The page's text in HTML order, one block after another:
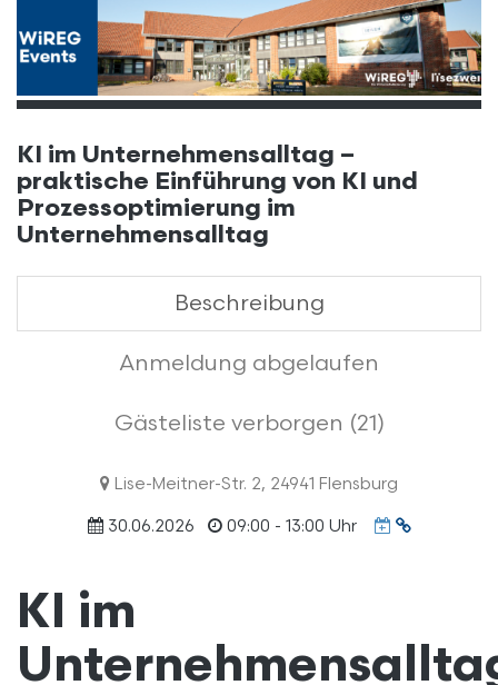
KI im Unternehmensalltag –
praktische Einführung von KI und
Prozessoptimierung im
Unternehmensalltag
Beschreibung
Anmeldung abgelaufen
Gästeliste verborgen (21)
Lise-Meitner-Str. 2, 24941 Flensburg
30.06.2026 09:00 - 13:00 Uhr
Termin
KI im